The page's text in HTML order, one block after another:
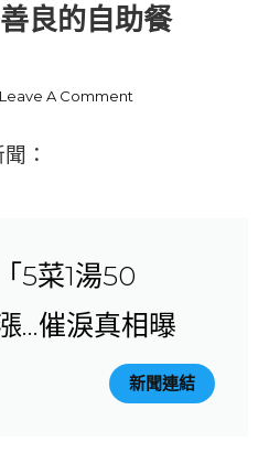
良的自助餐
Leave A Comment
：
5菜1湯50
…催淚真相曝
新聞連結